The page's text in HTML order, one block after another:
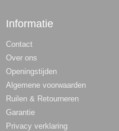
Informatie
Contact
Over ons
Openingstijden
Algemene voorwaarden
Ruilen & Retourneren
Garantie
Privacy verklaring